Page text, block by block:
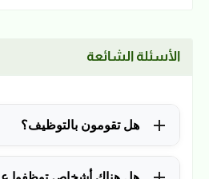
الأسئلة الشائعة
هل تقومون بالتوظيف؟
للأسف لا، في الوقت الحالي